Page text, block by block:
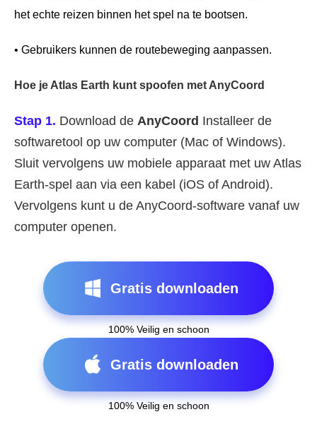
het echte reizen binnen het spel na te bootsen.
• Gebruikers kunnen de routebeweging aanpassen.
Hoe je Atlas Earth kunt spoofen met AnyCoord
Stap 1. Download de AnyCoord Installeer de
softwaretool op uw computer (Mac of Windows).
Sluit vervolgens uw mobiele apparaat met uw Atlas
Earth-spel aan via een kabel (iOS of Android).
Vervolgens kunt u de AnyCoord-software vanaf uw
computer openen.
Gratis downloaden
100% Veilig en schoon
Gratis downloaden
100% Veilig en schoon